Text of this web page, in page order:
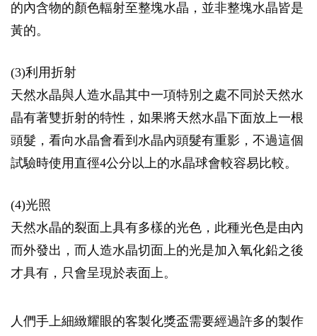
的內含物的顏色輻射至整塊水晶，並非整塊水晶皆是
黃的。
(3)利用折射
天然水晶與人造水晶其中一項特別之處不同於天然水
晶有著雙折射的特性，如果將天然水晶下面放上一根
頭髮，看向水晶會看到水晶內頭髮有重影，不過這個
試驗時使用直徑4公分以上的水晶球會較容易比較。
(4)光照
天然水晶的裂面上具有多樣的光色，此種光色是由內
而外發出，而人造水晶切面上的光是加入氧化鉛之後
才具有，只會呈現於表面上。
人們手上細緻耀眼的客製化獎盃需要經過許多的製作